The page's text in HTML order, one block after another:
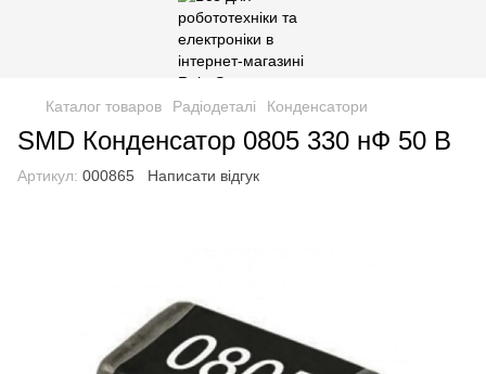
Каталог товаров Радіодеталі Конденсатори
SMD Конденсатор 0805 330 нФ 50 В
Артикул: 000865 Написати відгук